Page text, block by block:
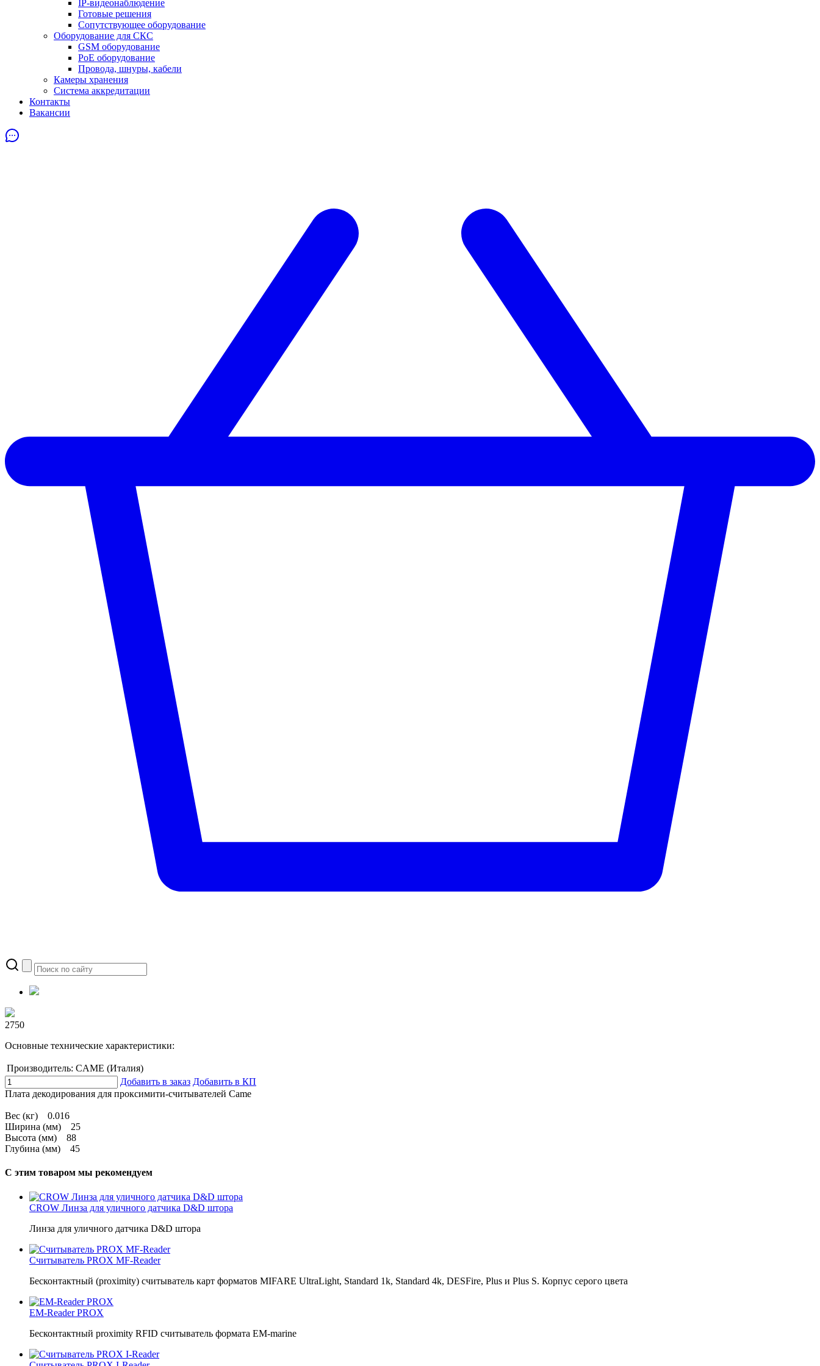
IP-видеонаблюдение
Готовые решения
Сопутствующее оборудование
Оборудование для СКС
GSM оборудование
PoE оборудование
Провода, шнуры, кабели
Камеры хранения
Система аккредитации
Контакты
Вакансии
2750
Основные технические характеристики:
Производитель: CAME (Италия)
Добавить в заказ Добавить в КП
Плата декодирования для проксимити-считывателей Came
Вес (кг) 0.016
Ширина (мм) 25
Высота (мм) 88
Глубина (мм) 45
С этим товаром мы рекомендуем
CROW Линза для уличного датчика D&D штора
Линза для уличного датчика D&D штора
Считыватель PROX MF-Reader
Бесконтактный (proximity) считыватель карт форматов MIFARE UltraLight, Standard 1k, Standard 4k, DESFire, Plus и Plus S. Корпус серого цвета
EM-Reader PROX
Бесконтактный proximity RFID считыватель формата ЕМ-marine